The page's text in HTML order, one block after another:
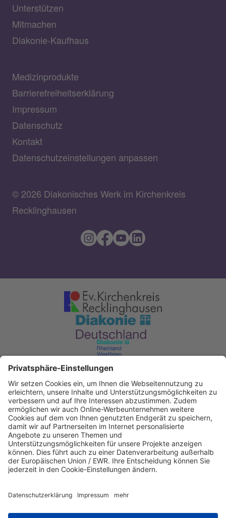
Unterstützen
Mitmachen
Diakonie-Kaufhaus
Medizinprodukte
Barrierefreiheitserklärung
Impressum
Datenschutz
Kontakt
Datenschutzeinstellungen anpassen
© 2026 Diakonisches Werk im Kirchenkreis
Recklinghausen
Diakonisches Werk im Kirchenkreis
Recklinghausen
KD Bank Dortmund
IBAN: DE53 3506 0190 2104 6340 47
IBAN kopieren